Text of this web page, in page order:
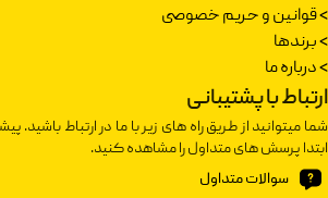
>قوانین و حریم خصوصی
>برندها
>درباره ما
ارتباط با پشتیبانی
شما میتوانید از طریق راه های زیر با ما در ارتباط
ابتدا پرسش های متداول را مشاهده کنید.
سوالات متداول